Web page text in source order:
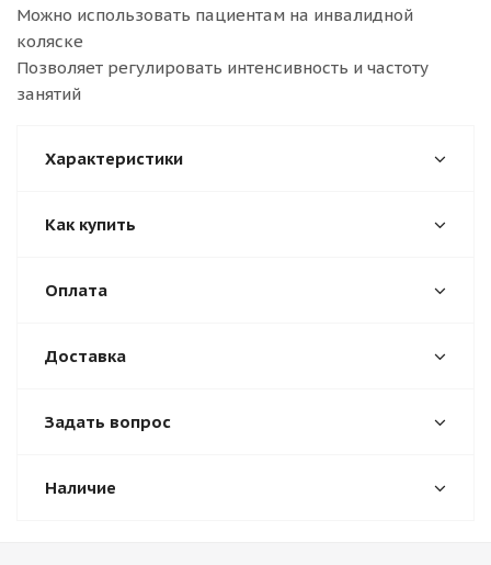
Можно использовать пациентам на инвалидной
коляске
Позволяет регулировать интенсивность и частоту
занятий
Характеристики
Как купить
Оплата
Доставка
Задать вопрос
Наличие